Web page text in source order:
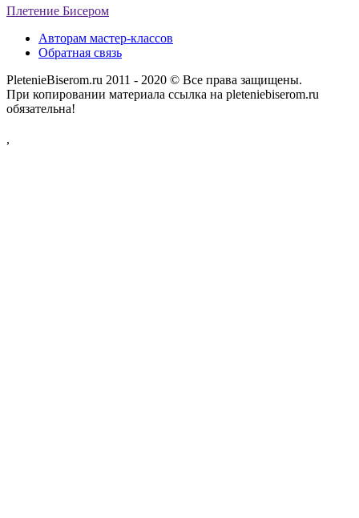
Плетение Бисером
Авторам мастер-классов
Обратная связь
PletenieBiserom.ru 2011 - 2020 © Все права защищены.
При копировании материала ссылка на pleteniebiserom.ru
обязательна!
,